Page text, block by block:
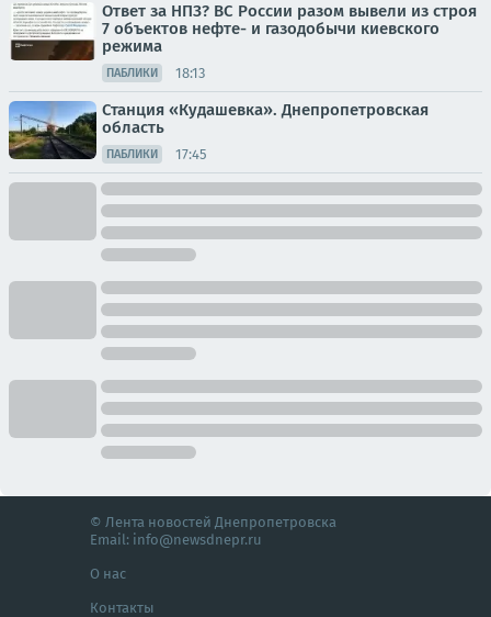
Ответ за НПЗ? ВС России разом вывели из строя
7 объектов нефте- и газодобычи киевского
режима
ПАБЛИКИ 18:13
Станция «Кудашевка». Днепропетровская
область
ПАБЛИКИ 17:45
© Лента новостей Днепропетровска
Email: info@newsdnepr.ru
О нас
Контакты